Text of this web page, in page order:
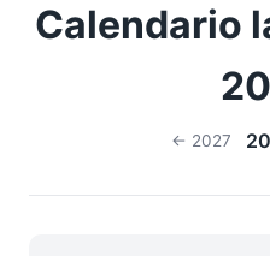
Calendario
← 2027